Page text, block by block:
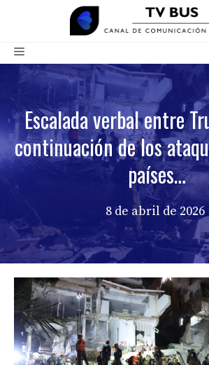
contenido
Menú
Escalada verbal entre
continuación de los
países…
8 de abril de 2026